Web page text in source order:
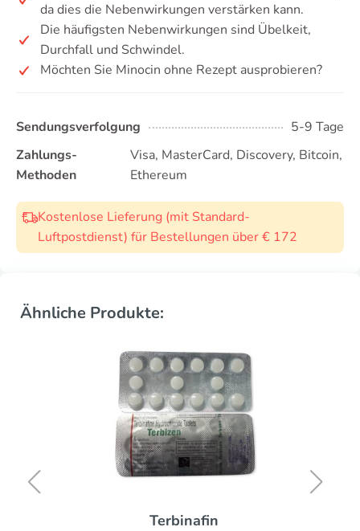
da dies die Nebenwirkungen verstärken kann.
Die häufigsten Nebenwirkungen sind Übelkeit,
Durchfall und Schwindel.
Möchten Sie Minocin ohne Rezept ausprobieren?
Sendungsverfolgung
5-9 Tage
Zahlungs-
Methoden
Visa, MasterCard, Discovery, Bitcoin,
Ethereum
Kostenlose Lieferung (mit Standard-
Luftpostdienst) für Bestellungen über € 172
Ähnliche Produkte:
Terbinafin